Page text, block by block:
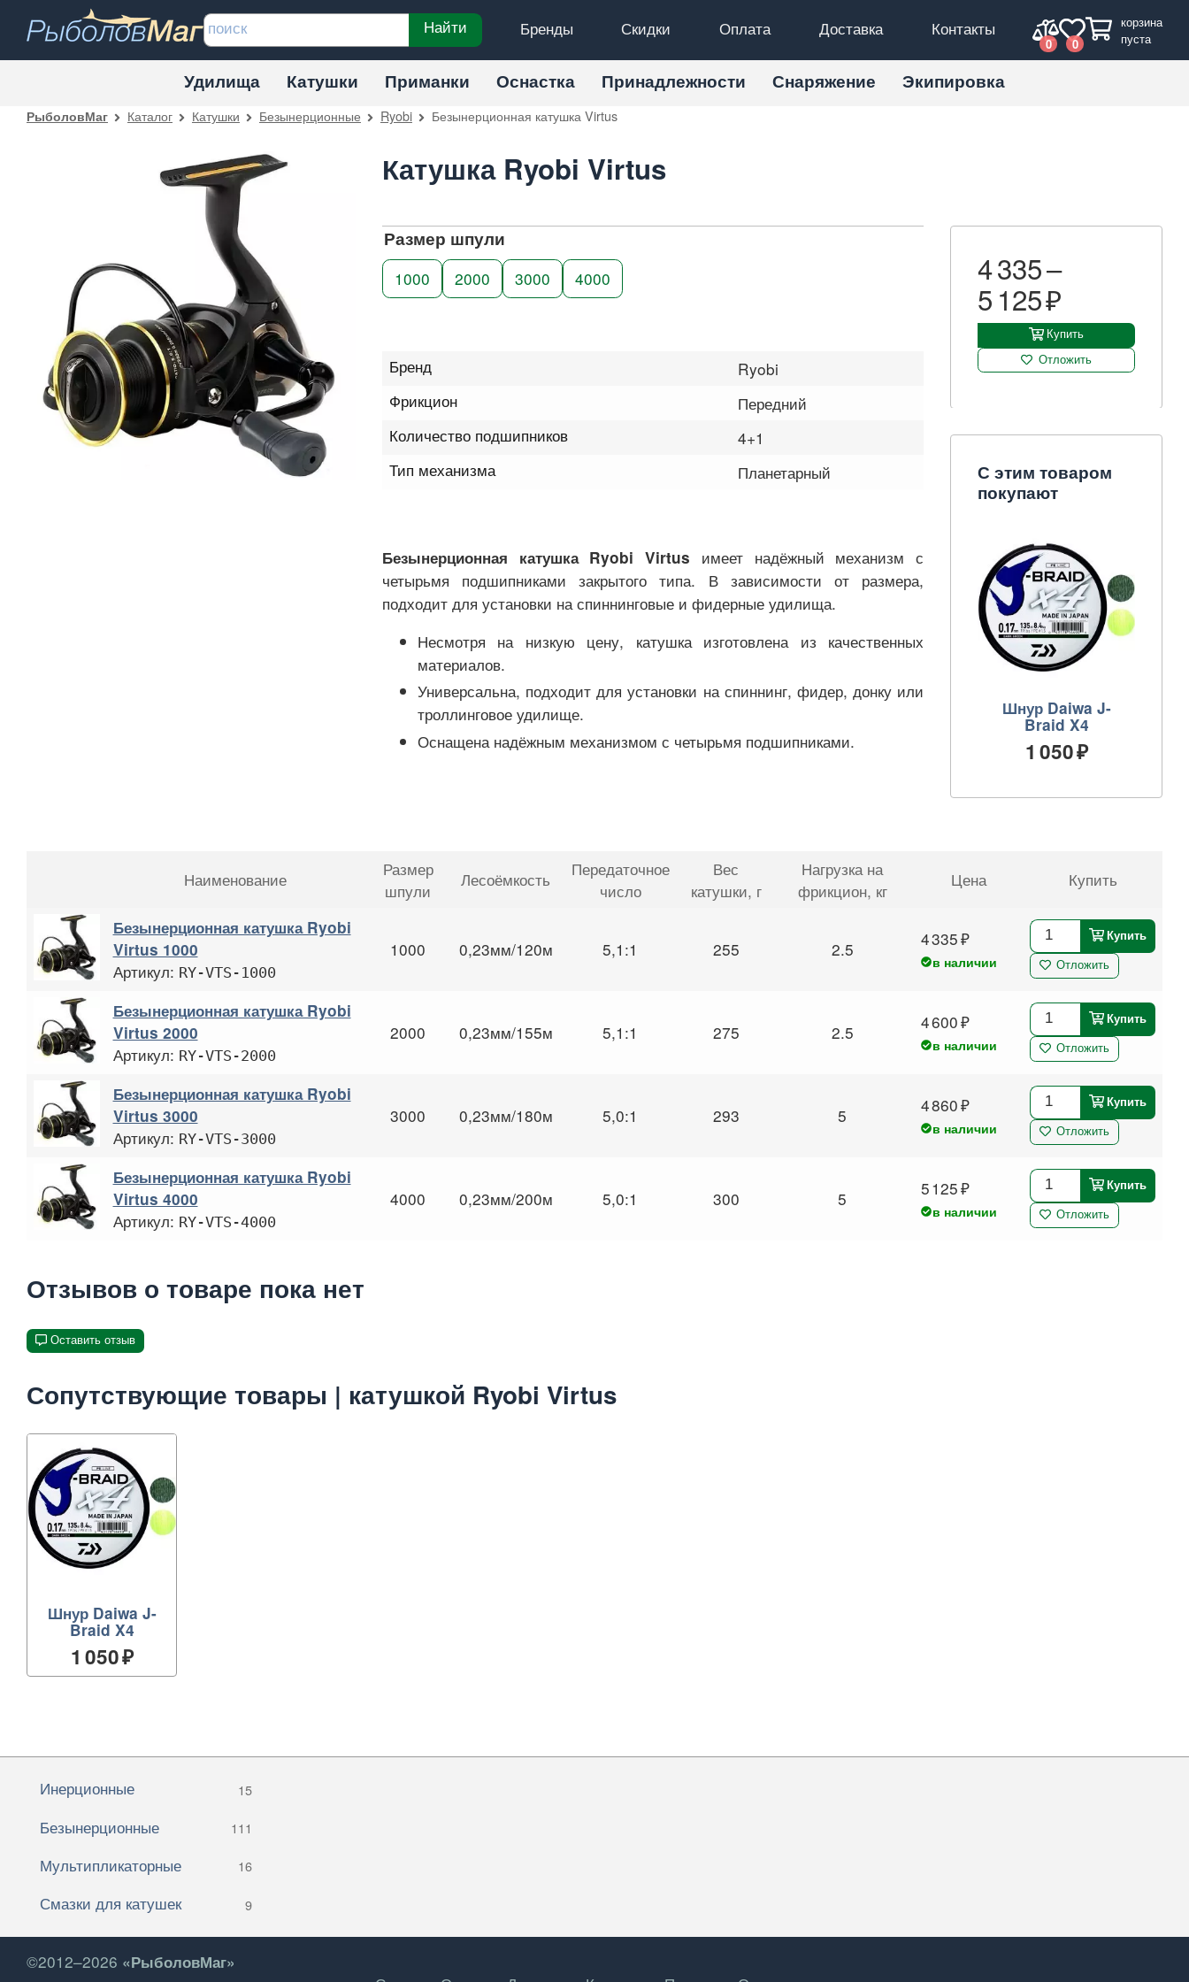
Бренды Скидки Оплата Доставка Контакты
Найти
0 0
корзина
пуста
Удилища Катушки Приманки Оснастка Принадлежности Снаряжение Экипировка
РыболовМаг Каталог Катушки Безынерционные Ryobi Безынерционная катушка Virtus
Катушка Ryobi Virtus
Размер шпули
1000 2000 3000 4000
Бренд
Ryobi
Фрикцион
Передний
Количество подшипников
4+1
Тип механизма
Планетарный
4 335 –
5 125
Купить
Отложить
С этим товаром
покупают
Шнур Daiwa J-
Braid X4
1 050
Безынерционная катушка Ryobi Virtus имеет надёжный механизм с
четырьмя подшипниками закрытого типа. В зависимости от размера,
подходит для установки на спиннинговые и фидерные удилища.
Несмотря на низкую цену, катушка изготовлена из качественных
материалов.
Универсальна, подходит для установки на спиннинг, фидер, донку или
троллинговое удилище.
Оснащена надёжным механизмом с четырьмя подшипниками.
Наименование
Размер
шпули
Лесоёмкость
Передаточное
число
Вес
катушки, г
Нагрузка на
фрикцион, кг
Цена Купить
Безынерционная катушка Ryobi
Virtus 1000
Артикул: RY-VTS-1000
1000 0,23мм/120м 5,1:1 255 2.5 4 335
в наличии
Купить
Отложить
Безынерционная катушка Ryobi
Virtus 2000
Артикул: RY-VTS-2000
2000 0,23мм/155м 5,1:1 275 2.5 4 600
в наличии
Купить
Отложить
Безынерционная катушка Ryobi
Virtus 3000
Артикул: RY-VTS-3000
3000 0,23мм/180м 5,0:1 293 5 4 860
в наличии
Купить
Отложить
Безынерционная катушка Ryobi
Virtus 4000
Артикул: RY-VTS-4000
4000 0,23мм/200м 5,0:1 300 5 5 125
в наличии
Купить
Отложить
Отзывов о товаре пока нет
Оставить отзыв
Сопутствующие товары | катушкой Ryobi Virtus
Шнур Daiwa J-
Braid X4
1 050
Инерционные 15
Безынерционные 111
Мультипликаторные 16
Смазки для катушек 9
©2012–2026 «РыболовМаг»